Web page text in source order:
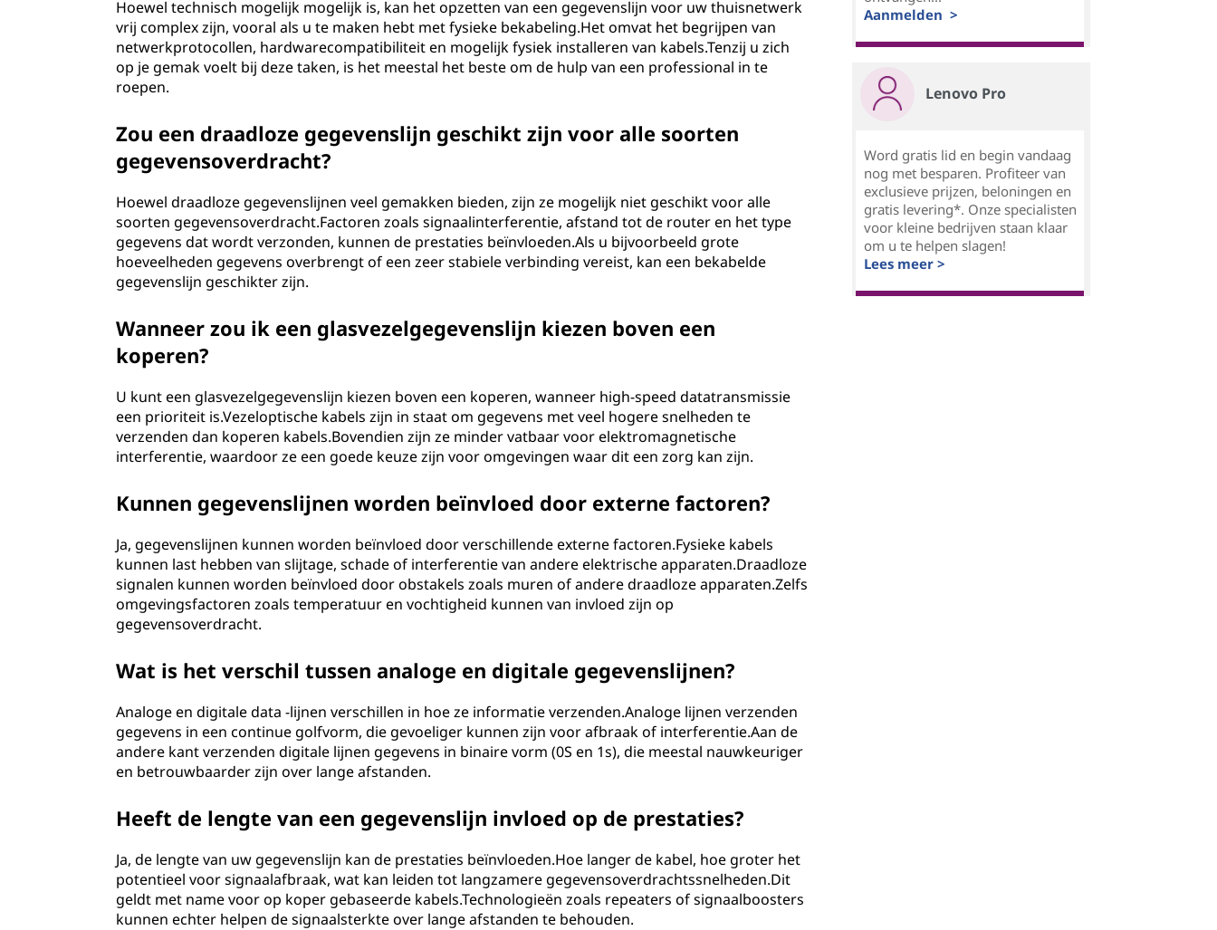
Hoewel technisch mogelijk mogelijk is, kan het opzetten van een gegevenslijn voor uw thuisnetwerk
vrij complex zijn, vooral als u te maken hebt met fysieke bekabeling.Het omvat het begrijpen van
netwerkprotocollen, hardwarecompatibiliteit en mogelijk fysiek installeren van kabels.Tenzij u zich
op je gemak voelt bij deze taken, is het meestal het beste om de hulp van een professional in te
roepen.
Zou een draadloze gegevenslijn geschikt zijn voor alle soorten
gegevensoverdracht?
Hoewel draadloze gegevenslijnen veel gemakken bieden, zijn ze mogelijk niet geschikt voor alle
soorten gegevensoverdracht.Factoren zoals signaalinterferentie, afstand tot de router en het type
gegevens dat wordt verzonden, kunnen de prestaties beïnvloeden.Als u bijvoorbeeld grote
hoeveelheden gegevens overbrengt of een zeer stabiele verbinding vereist, kan een bekabelde
gegevenslijn geschikter zijn.
Wanneer zou ik een glasvezelgegevenslijn kiezen boven een
koperen?
U kunt een glasvezelgegevenslijn kiezen boven een koperen, wanneer high-speed datatransmissie
een prioriteit is.Vezeloptische kabels zijn in staat om gegevens met veel hogere snelheden te
verzenden dan koperen kabels.Bovendien zijn ze minder vatbaar voor elektromagnetische
interferentie, waardoor ze een goede keuze zijn voor omgevingen waar dit een zorg kan zijn.
Kunnen gegevenslijnen worden beïnvloed door externe factoren?
Ja, gegevenslijnen kunnen worden beïnvloed door verschillende externe factoren.Fysieke kabels
kunnen last hebben van slijtage, schade of interferentie van andere elektrische apparaten.Draadloze
signalen kunnen worden beïnvloed door obstakels zoals muren of andere draadloze apparaten.Zelfs
omgevingsfactoren zoals temperatuur en vochtigheid kunnen van invloed zijn op
gegevensoverdracht.
Wat is het verschil tussen analoge en digitale gegevenslijnen?
Analoge en digitale data -lijnen verschillen in hoe ze informatie verzenden.Analoge lijnen verzenden
gegevens in een continue golfvorm, die gevoeliger kunnen zijn voor afbraak of interferentie.Aan de
andere kant verzenden digitale lijnen gegevens in binaire vorm (0S en 1s), die meestal nauwkeuriger
en betrouwbaarder zijn over lange afstanden.
Heeft de lengte van een gegevenslijn invloed op de prestaties?
Ja, de lengte van uw gegevenslijn kan de prestaties beïnvloeden.Hoe langer de kabel, hoe groter het
potentieel voor signaalafbraak, wat kan leiden tot langzamere gegevensoverdrachtssnelheden.Dit
geldt met name voor op koper gebaseerde kabels.Technologieën zoals repeaters of signaalboosters
kunnen echter helpen de signaalsterkte over lange afstanden te behouden.
Aanmelden >
Lenovo Pro
Word gratis lid en begin vandaag
nog met besparen. Profiteer van
exclusieve prijzen, beloningen en
gratis levering*. Onze specialisten
voor kleine bedrijven staan klaar
om u te helpen slagen!
Lees meer >